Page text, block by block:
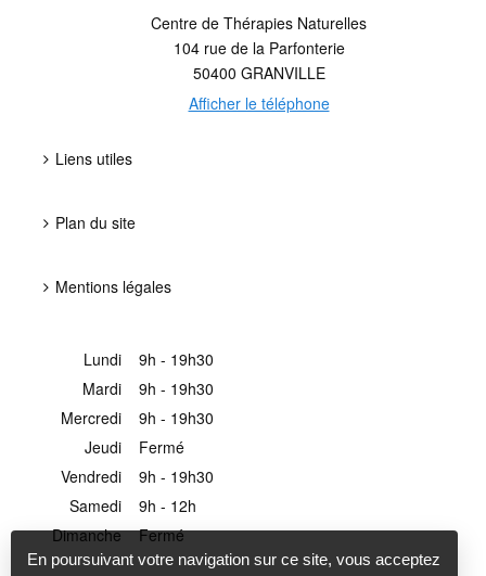
Centre de Thérapies Naturelles
104 rue de la Parfonterie
50400 GRANVILLE
Afficher le téléphone
Liens utiles
Plan du site
Mentions légales
Lundi
9h - 19h30
Mardi
9h - 19h30
Mercredi
9h - 19h30
Jeudi
Fermé
Vendredi
9h - 19h30
Samedi
9h - 12h
Dimanche
Fermé
En poursuivant votre navigation sur ce site, vous acceptez